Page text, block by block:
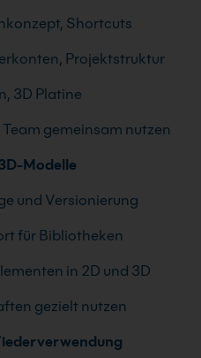
Shortcuts
Projektstruktur
3D Platine
gemeinsam nutzen
Modelle
und Versionierung
für Bibliotheken
in 2D und 3D
gezielt nutzen